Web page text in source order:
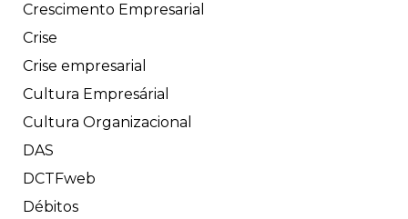
Crescimento Empresarial
Crise
Crise empresarial
Cultura Empresárial
Cultura Organizacional
DAS
DCTFweb
Débitos